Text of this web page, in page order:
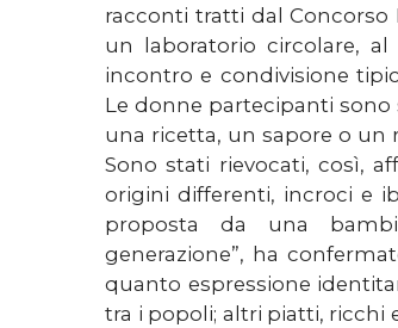
racconti tratti dal Concorso
un laboratorio circolare,
incontro e condivisione
Le donne partecipanti
una ricetta, un sapore o un
Sono stati rievocati, così,
origini differenti, incroci e
proposta da una
generazione”, ha
quanto espressione
tra i popoli; altri piatti,